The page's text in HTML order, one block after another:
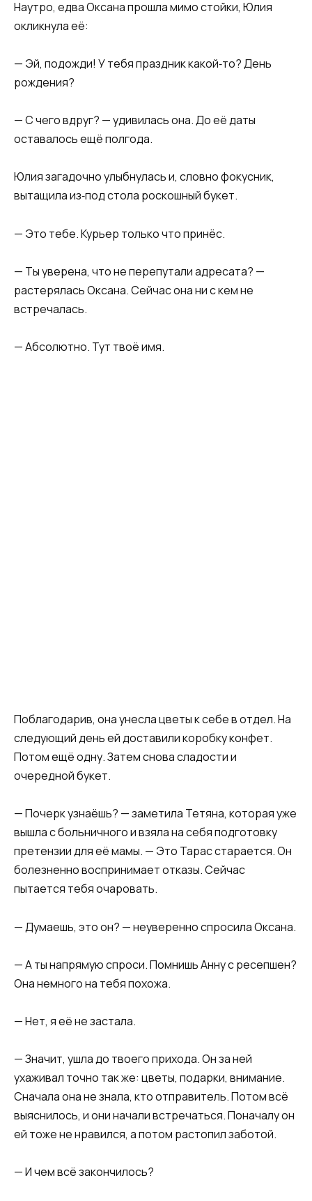
Наутро, едва Оксана прошла мимо стойки, Юлия
окликнула её:
— Эй, подожди! У тебя праздник какой‑то? День
рождения?
— С чего вдруг? — удивилась она. До её даты
оставалось ещё полгода.
Юлия загадочно улыбнулась и, словно фокусник,
вытащила из‑под стола роскошный букет.
— Это тебе. Курьер только что принёс.
— Ты уверена, что не перепутали адресата? —
растерялась Оксана. Сейчас она ни с кем не
встречалась.
— Абсолютно. Тут твоё имя.
Поблагодарив, она унесла цветы к себе в отдел. На
следующий день ей доставили коробку конфет.
Потом ещё одну. Затем снова сладости и
очередной букет.
— Почерк узнаёшь? — заметила Тетяна, которая уже
вышла с больничного и взяла на себя подготовку
претензии для её мамы. — Это Тарас старается. Он
болезненно воспринимает отказы. Сейчас
пытается тебя очаровать.
— Думаешь, это он? — неуверенно спросила Оксана.
— А ты напрямую спроси. Помнишь Анну с ресепшен?
Она немного на тебя похожа.
— Нет, я её не застала.
— Значит, ушла до твоего прихода. Он за ней
ухаживал точно так же: цветы, подарки, внимание.
Сначала она не знала, кто отправитель. Потом всё
выяснилось, и они начали встречаться. Поначалу он
ей тоже не нравился, а потом растопил заботой.
— И чем всё закончилось?